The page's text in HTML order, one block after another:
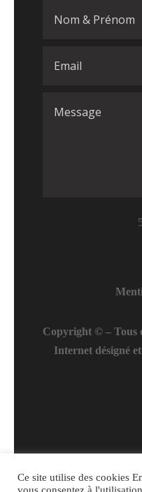
Copyright © – Tous
Internet désigné
Ce site utilise des cookies